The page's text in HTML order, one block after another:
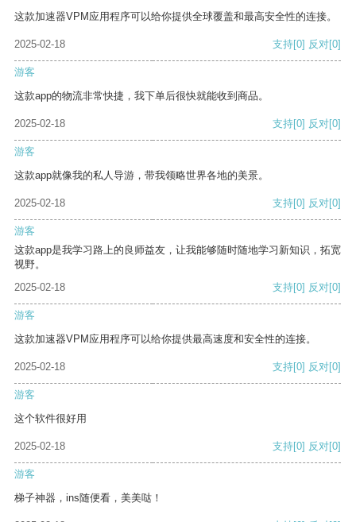
这款加速器VPM应用程序可以给你提供全球覆盖和最高安全性的连接。
2025-02-18 支持[0] 反对[0]
游客
这款app的物流非常快捷，我下单后很快就能收到商品。
2025-02-18 支持[0] 反对[0]
游客
这款app就像我的私人导游，带我领略世界各地的美景。
2025-02-18 支持[0] 反对[0]
游客
这款app是我学习路上的良师益友，让我能够随时随地学习新知识，拓宽
视野。
2025-02-18
支持[0] 反对[0]
游客
这款加速器VPM应用程序可以给你提供最高速度和安全性的连接。
2025-02-18 支持[0] 反对[0]
游客
这个软件很好用
2025-02-18 支持[0] 反对[0]
游客
梯子神器，ins随便看，美美哒！